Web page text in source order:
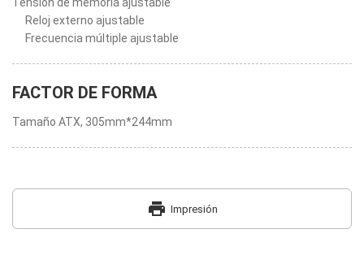
Reloj externo ajustable
Frecuencia múltiple ajustable
FACTOR DE FORMA
Tamaño ATX, 305mm*244mm
print Impresión